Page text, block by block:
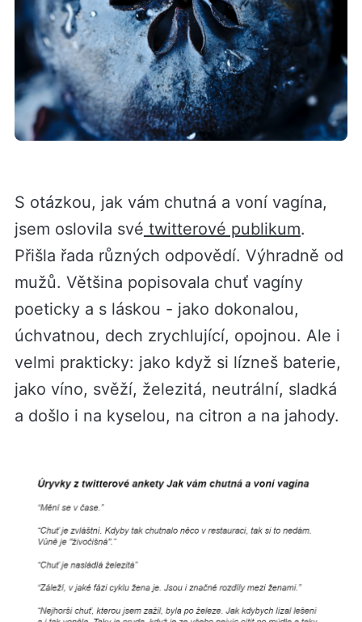
S otázkou, jak vám chutná a voní vagína,
jsem oslovila své twitterové publikum.
Přišla řada různých odpovědí. Výhradně od
mužů. Většina popisovala chuť vagíny
poeticky a s láskou - jako dokonalou,
úchvatnou, dech zrychlující, opojnou. Ale i
velmi prakticky: jako když si lízneš baterie,
jako víno, svěží, železitá, neutrální, sladká
a došlo i na kyselou, na citron a na jahody.